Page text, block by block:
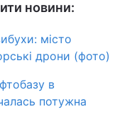
новини:
місто
дрони (фото)
в
потужна